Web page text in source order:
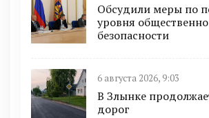
Обсудили меры по
уровня
безопасности
6 августа 2026, 9:03
В Злынке
дорог